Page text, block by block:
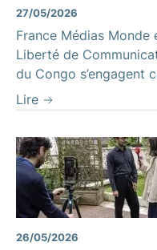
27/05/2026
France Médias Monde
Liberté de
du Congo s’engagent
Lire
26/05/2026